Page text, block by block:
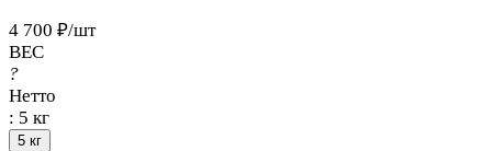
4 700 ₽/шт
ВЕС
?
Нетто
: 5 кг
5 кг